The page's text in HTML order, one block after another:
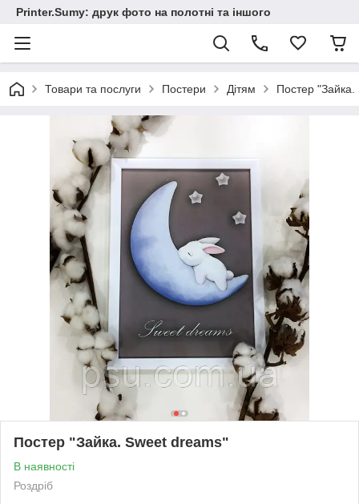
Printer.Sumy: друк фото на полотні та іншого
Товари та послуги Постери Дітям Постер
Постер "Зайка. Sweet dreams"
В наявності
Роздріб